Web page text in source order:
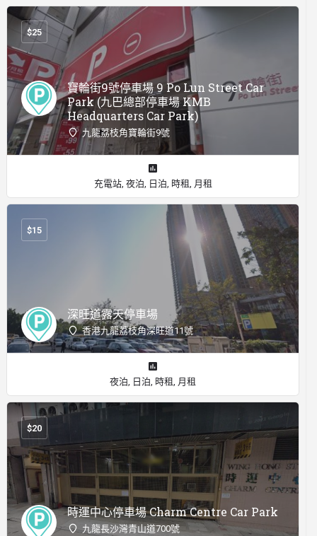
寶輪街9號停車場 9 Po Lun Street Car
Park (九巴總部停車場 KMB
Headquarters Car Park)
九龍荔枝角寶輪街9號
$25
充電站, 夜泊, 日泊, 時租, 月租
深旺道露天停車場
香港九龍荔枝角深旺道11號
$15
夜泊, 日泊, 時租, 月租
時運中心停車場 Charm Centre Car Park
九龍長沙灣青山道700號
$20